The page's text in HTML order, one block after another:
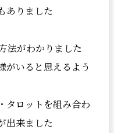
ありました
法がわかりました
がいると思えるよう
タロットを組み合わ
出来ました